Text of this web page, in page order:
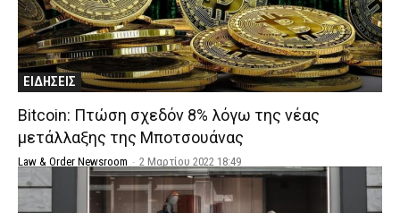
ΕΙΔΗΣΕΙΣ
Bitcoin: Πτώση σχεδόν 8% λόγω της νέας
μετάλλαξης της Μποτσουάνας
Law & Order Newsroom - 2 Μαρτίου 2022 18:49